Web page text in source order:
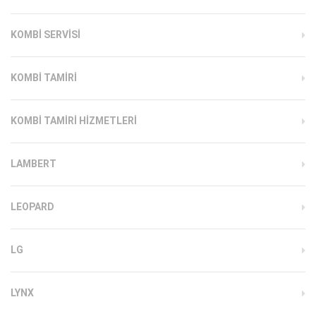
KOMBI SERVISI
KOMBI TAMIRI
KOMBI TAMIRI HIZMETLERI
LAMBERT
LEOPARD
LG
LYNX